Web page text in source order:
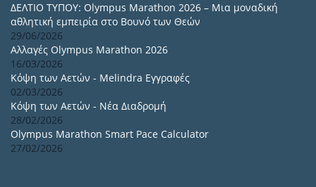
ΔΕΛΤΙΟ ΤΥΠΟΥ: Olympus Marathon 2026 – Μια μοναδική
αθλητική εμπειρία στο Βουνό των Θεών
29/06/2026
Αλλαγές Olympus Marathon 2026
16/03/2026
Κόψη των Αετών - Melindra Εγγραφές
02/03/2026
Κόψη των Αετών - Νέα Διαδρομή
28/02/2026
Olympus Marathon Smart Pace Calculator
27/02/2026